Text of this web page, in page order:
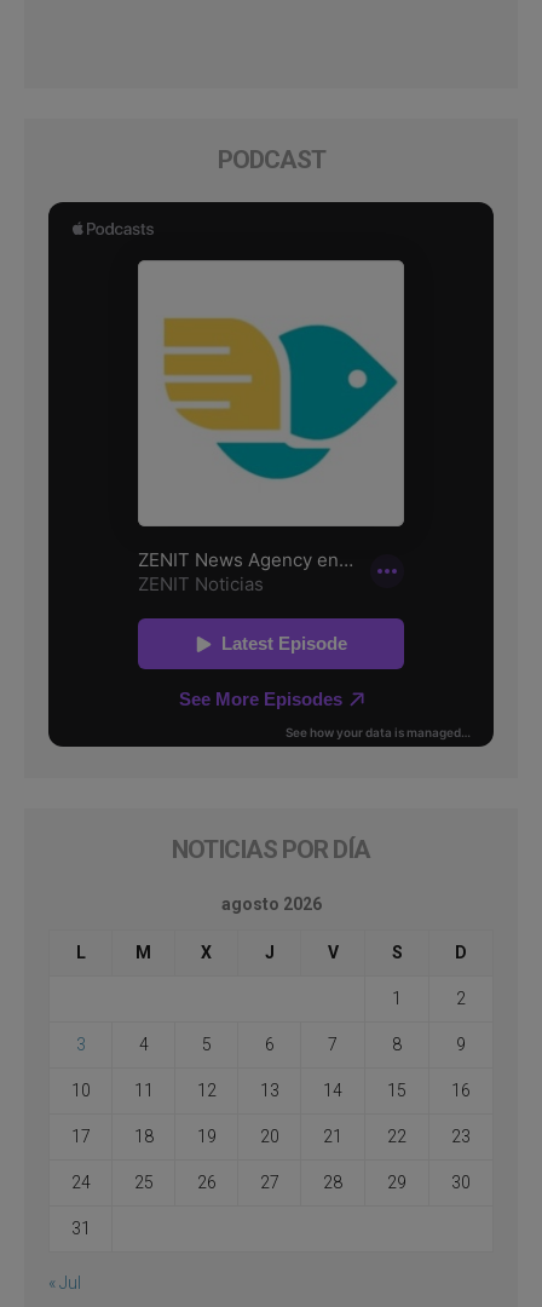
PODCAST
NOTICIAS POR DÍA
agosto 2026
L M X J V S D
1 2
3 4 5 6 7 8 9
10 11 12 13 14 15 16
17 18 19 20 21 22 23
24 25 26 27 28 29 30
31
« Jul